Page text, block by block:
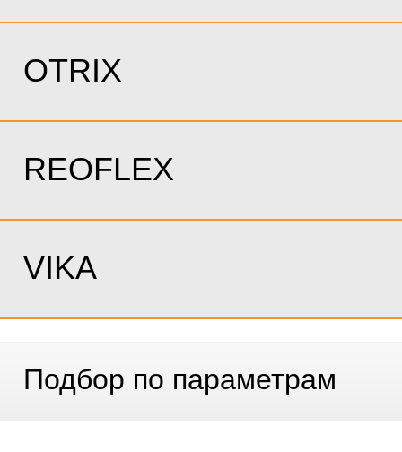
OTRIX
REOFLEX
VIKA
Подбор по параметрам